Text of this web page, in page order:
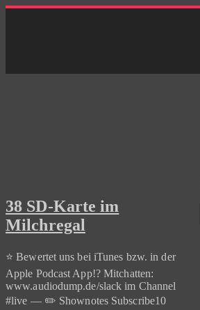
Skip
38 SD-Karte im
Milchregal
⭐️ Bewertet uns bei iTunes bzw. in der
Apple Podcast App!? Mitchatten:
www.audiodump.de/slack im Channel
#live — ✏️ Shownotes Subscribe10